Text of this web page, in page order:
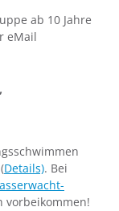
ab 10 Jahre
eMail
Details). Bei
vorbeikommen!